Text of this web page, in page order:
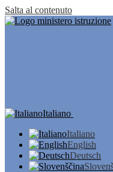
Salta al contenuto
Italiano
Italiano
English
Deutsch